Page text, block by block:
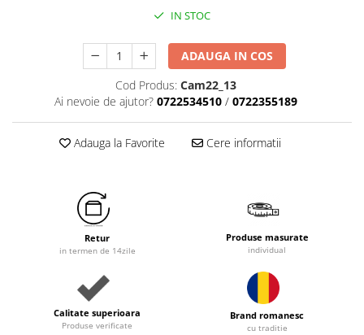
IN STOC
ADAUGA IN COS
Cod Produs: Cam22_13
Ai nevoie de ajutor? 0722534510 / 0722355189
Adauga la Favorite Cere informatii
Retur
in termen de 14zile
Produse masurate
individual
Calitate superioara
Produse verificate
Brand romanesc
cu traditie